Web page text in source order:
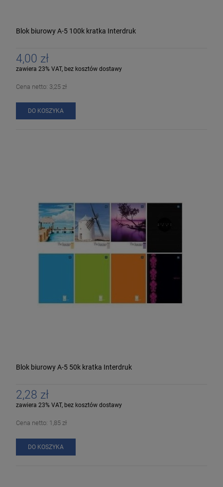
Blok biurowy A-5 100k kratka Interdruk
4,00 zł
zawiera 23% VAT, bez kosztów dostawy
Cena netto: 3,25 zł
DO KOSZYKA
Blok biurowy A-5 50k kratka Interdruk
2,28 zł
zawiera 23% VAT, bez kosztów dostawy
Cena netto: 1,85 zł
DO KOSZYKA